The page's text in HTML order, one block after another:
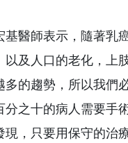
基醫師表示，隨著乳
以及人口的老化，上
的趨勢，所以我們
分之十的病人需要手
現，只要用保守的治